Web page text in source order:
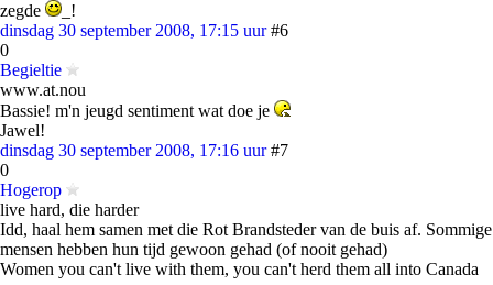
zegde
_!
dinsdag 30 september 2008, 17:15 uur #6
0
Begieltie
www.at.nou
Bassie! m'n jeugd sentiment wat doe je
Jawel!
dinsdag 30 september 2008, 17:16 uur #7
0
Hogerop
live hard, die harder
Idd, haal hem samen met die Rot Brandsteder van de buis af. Sommige
mensen hebben hun tijd gewoon gehad (of nooit gehad)
Women you can't live with them, you can't herd them all into Canada